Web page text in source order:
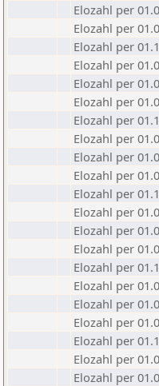
Elozahl per
Elozahl per
Elozahl per
Elozahl per
Elozahl per
Elozahl per
Elozahl per
Elozahl per
Elozahl per
Elozahl per
Elozahl per
Elozahl per
Elozahl per
Elozahl per
Elozahl per
Elozahl per
Elozahl per
Elozahl per
Elozahl per
Elozahl per
Elozahl per